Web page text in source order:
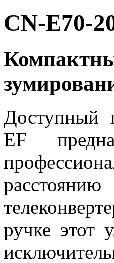
CN-E70-
Доступный
EF
ручке этот